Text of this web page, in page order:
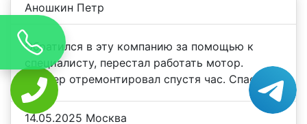
Аношкин Петр
Обратился в эту компанию за помощью к
специалисту, перестал работать мотор.
Мастер отремонтировал спустя час. Спасибо
14.05.2025 Москва